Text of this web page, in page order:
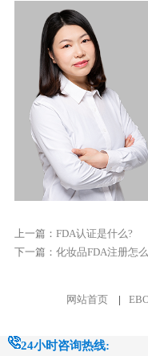
上一篇： FDA认证是什么?
下一篇： 化妆品FDA注册怎
网站首页 |
24小时咨询热线: